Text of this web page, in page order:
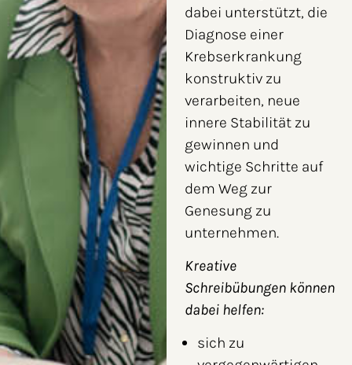
dabei unterstützt, die
Diagnose einer
Krebserkrankung
konstruktiv zu
verarbeiten, neue
innere Stabilität zu
gewinnen und
wichtige Schritte auf
dem Weg zur
Genesung zu
unternehmen.
Kreative
Schreibübungen können
dabei helfen:
sich zu